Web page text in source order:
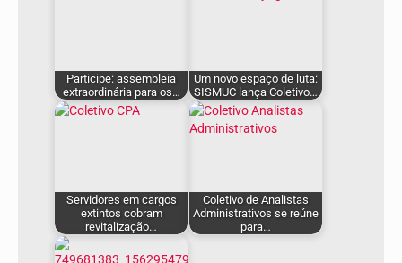
Participe: assembleia
extraordinária para os…
Um novo espaço de luta:
SISMUC lança Coletivo…
Servidores em cargos
extintos cobram
revitalização…
Coletivo de Analistas
Administrativos se reúne
para…